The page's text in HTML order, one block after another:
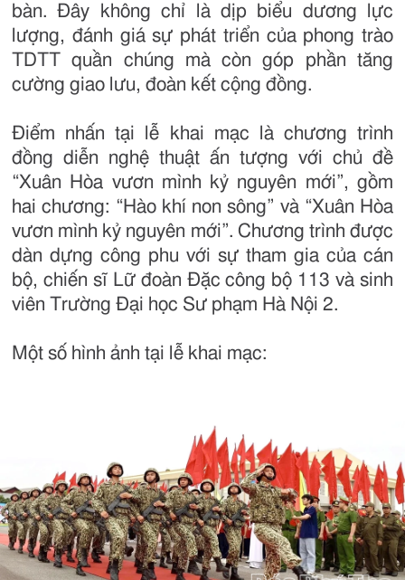
bàn. Đây không chỉ là dịp biểu dương lực
lượng, đánh giá sự phát triển của phong trào
TDTT quần chúng mà còn góp phần tăng
cường giao lưu, đoàn kết cộng đồng.
Điểm nhấn tại lễ khai mạc là chương trình
đồng diễn nghệ thuật ấn tượng với chủ đề
“Xuân Hòa vươn mình kỷ nguyên mới”, gồm
hai chương: “Hào khí non sông” và “Xuân Hòa
vươn mình kỷ nguyên mới”. Chương trình được
dàn dựng công phu với sự tham gia của cán
bộ, chiến sĩ Lữ đoàn Đặc công bộ 113 và sinh
viên Trường Đại học Sư phạm Hà Nội 2.
Một số hình ảnh tại lễ khai mạc: